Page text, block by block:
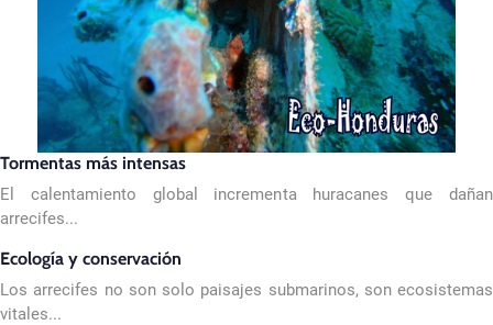
Tormentas más intensas
El calentamiento global incrementa huracanes que dañan
arrecifes...
Ecología y conservación
Los arrecifes no son solo paisajes submarinos, son ecosistemas
vitales...